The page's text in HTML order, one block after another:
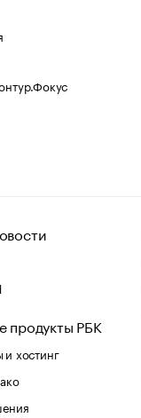
продукты РБК
хостинг